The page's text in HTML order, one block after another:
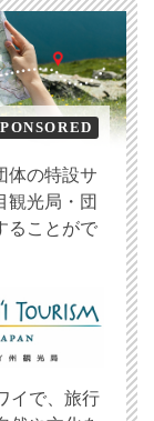
体の特設サ
観光局・団
ることがで
イで、旅行